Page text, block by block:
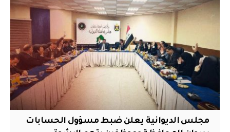
مجلس الديوانية يعلن ضبط مسؤول الحسابات